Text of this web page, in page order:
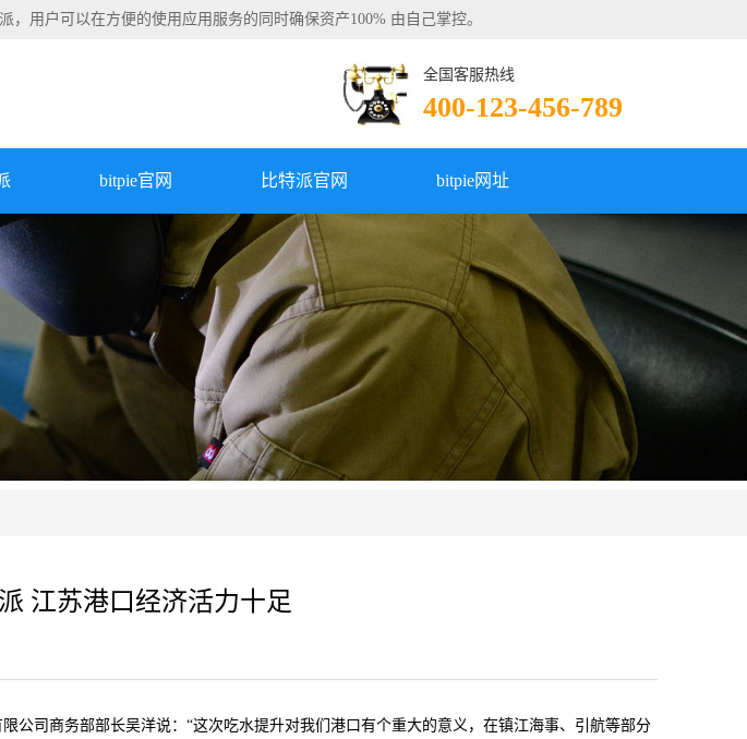
用户可以在方便的使用应用服务的同时确保资产100% 由自己掌控。
全国客服热线
400-123-456-789
bitpie官网 比特派官网 bitpie网址
江苏港口经济活力十足
公司商务部部长吴洋说：“这次吃水提升对我们港口有个重大的意义，在镇江海事、引航等部分